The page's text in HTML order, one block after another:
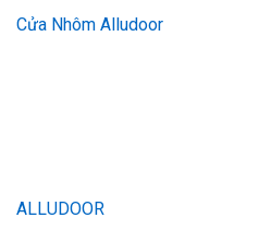
Cửa Nhôm Alludoor
ALLUDOOR